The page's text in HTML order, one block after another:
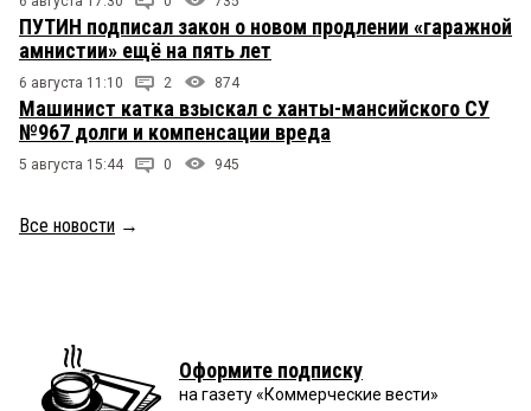
ПУТИН подписал закон о новом продлении «гаражной
амнистии» ещё на пять лет
6 августа 11:10 2 874
Машинист катка взыскал с ханты-мансийского СУ
№967 долги и компенсации вреда
5 августа 15:44 0 945
Все новости →
Оформите подписку
на газету «Коммерческие вести»